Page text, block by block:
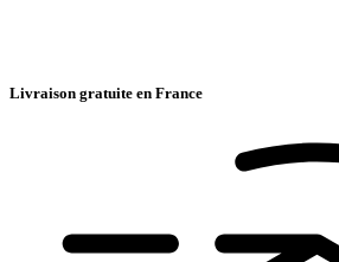
Livraison gratuite en France